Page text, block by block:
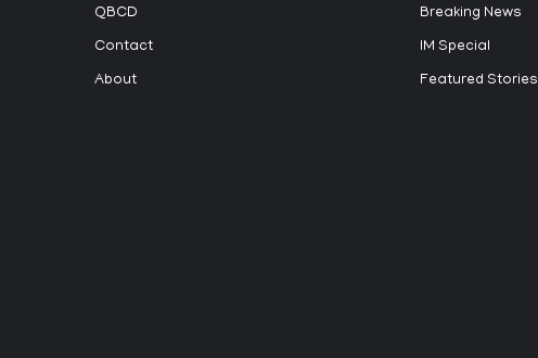
QBCD
Contact
About
Breaking News
IM Special
Featured Stories